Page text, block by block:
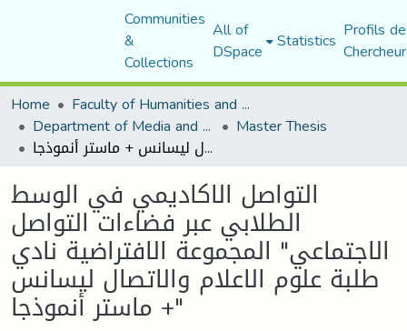
Communities
&
Collections
All of
DSpace Statistics Profils
Home
Faculty of Humanities and Social Sciences
Department of Media and Communication Studies Master Thesis
التواصل الاكاديمي في الوسط الطلابي عبر فضاءات التواصل الاجتماعي" المجموعة الافتراضية نادي طلبة علوم الاعلام والاتصال ليسانس + ماستر أنموذجا"
التواصل الاكاديمي في الوسط
الطلابي عبر فضاءات التواصل
الاجتماعي" المجموعة الافتراضية نادي
طلبة علوم الاعلام والاتصال ليسانس
+ ماستر أنموذجا"